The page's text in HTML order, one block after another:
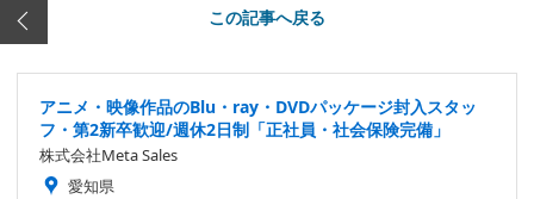
この記事へ戻る
アニメ・映像作品のBlu・ray・DVDパッケージ封入スタッ
フ・第2新卒歓迎/週休2日制「正社員・社会保険完備」
株式会社Meta Sales
愛知県